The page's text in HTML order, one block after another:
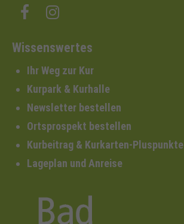
Wissenswertes
Ihr Weg zur Kur
Kurpark & Kurhalle
Newsletter bestellen
Ortsprospekt bestellen
Kurbeitrag & Kurkarten-Pluspunkte
Lageplan und Anreise